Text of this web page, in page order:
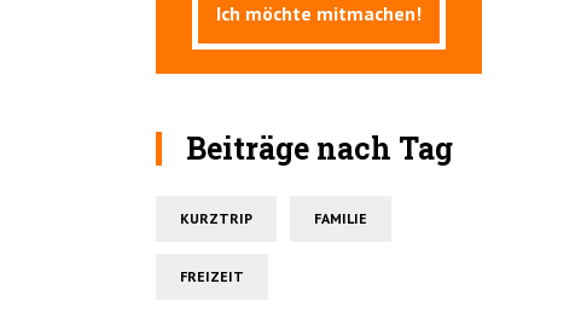
Beiträge nach Tag
KURZTRIP FAMILIE
FREIZEIT